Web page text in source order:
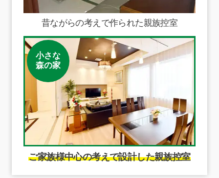
昔ながらの考えで作られた親族控室
小さな
森の家
ご家族様中心の考えで設計した親族控室